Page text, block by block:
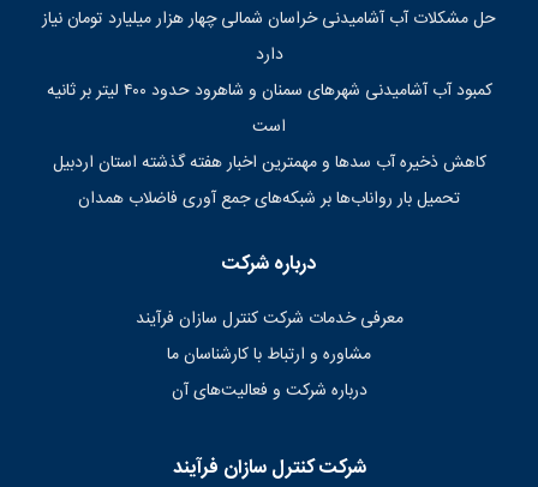
حل مشکلات آب آشامیدنی خراسان شمالی چهار هزار میلیارد تومان نیاز
دارد
کمبود آب آشامیدنی شهرهای سمنان و شاهرود حدود ۴۰۰ لیتر بر ثانیه
است
کاهش ذخیره آب سدها و مهمترین اخبار هفته گذشته استان اردبیل
تحمیل بار رواناب‌ها بر شبکه‌های جمع آوری فاضلاب همدان
درباره شرکت
معرفی خدمات شرکت کنترل سازان فرآیند
مشاوره و ارتباط با کارشناسان ما
درباره شرکت و فعالیت‌های آن
شرکت کنترل سازان فرآیند